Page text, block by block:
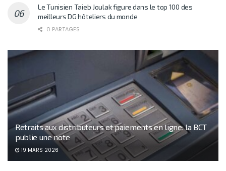
Le Tunisien Taieb Joulak figure dans le top 100 des
meilleurs DG hôteliers du monde
0 PARTAGES
Retraits aux distributeurs et paiements en ligne: la BCT
publie une note
19 MARS 2026